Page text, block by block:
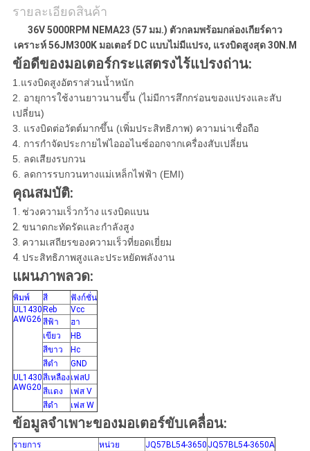
ส่วน
ตัว
รายละเอียดสินค้า
36V 5000RPM NEMA23 (57 มม.) ตัวกลมพร้อมกล่องเกียร์ดาว
เคราะห์ 56JM300K มอเตอร์ DC แบบไม่มีแปรง, แรงบิดสูงสุด 30N.M
ข้อดีของมอเตอร์กระแสตรงไร้แปรงถ่าน:
1.แรงบิดสูงอัตราส่วนน้ำหนัก
2. อายุการใช้งานยาวนานขึ้น (ไม่มีการสึกกร่อนของแปรงและสับ
เปลี่ยน)
3. แรงบิดต่อวัตต์มากขึ้น (เพิ่มประสิทธิภาพ) ความน่าเชื่อถือ
4. การกำจัดประกายไฟไอออไนซ์ออกจากเครื่องสับเปลี่ยน
5. ลดเสียงรบกวน
6. ลดการรบกวนทางแม่เหล็กไฟฟ้า (EMI)
คุณสมบัติ:
1. ช่วงความเร็วกว้าง แรงบิดแบน
2. ขนาดกะทัดรัดและกำลังสูง
3. ความเสถียรของความเร็วที่ยอดเยี่ยม
4. ประสิทธิภาพสูงและประหยัดพลังงาน
แผนภาพลวด:
พิมพ์ สี
ฟังก์ชั่น
UL1430
AWG26
Reb
Vcc
สีฟ้า
ฮา
เขียว
HB
สีขาว
Hc
สีดำ
GND
UL1430
AWG20
สีเหลือง เฟสU
สีแดง
เฟส V
สีดำ
เฟส W
ข้อมูลจำเพาะของมอเตอร์ขับเคลื่อน:
รายการ หน่วย JQ57BL54-3650 JQ57BL54-3650A